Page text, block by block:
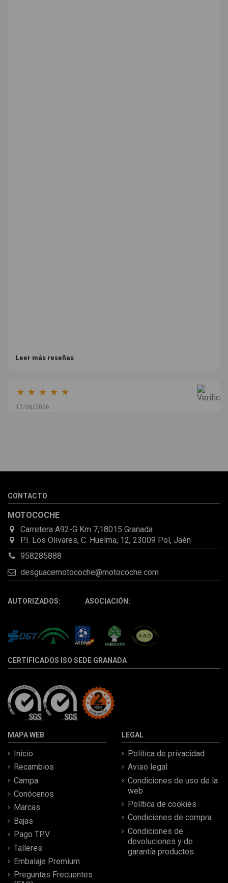
Leer más reseñas
★ ★ ★ ★ ★
17/06/2026
la pieza llegó correcta y bien embalada, además de llegarme 2
CONTACTO
MOTOCOCHE
Carretera A92-G Km 7,18015 Granada
P.I. Los Olivares, C. Huelma, 12, 23009 Pol, Jaén
958285888
desguacemotocoche@motocoche.com
AUTORIZADOS: ASOCIACIÓN:
CERTIFICADOS ISO SEDE GRANADA
MAPA WEB
Inicio
Recambios
Campa
Conócenos
Marcas
Bajas
Pago TPV
Talleres
Embalaje Premium
Preguntas Frecuentes
LEGAL
Política de privacidad
Aviso legal
Condiciones de uso de la
web
Política de cookies
Condiciones de compra
Condiciones de
devoluciones y de
garantía productos